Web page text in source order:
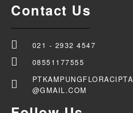
Contact Us
021 - 2932 4547
08551177555
PTKAMPUNGFLORACIPTA
@GMAIL.COM